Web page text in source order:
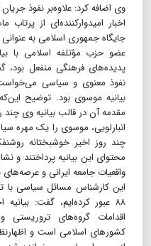
وی اضافه کرد: علاوه‌بر نفوذ
اخبار امیدوارکننده‌ای از
جایگاه جمهوری اسلامی به
عضو حزب مؤتلفه اسلامی با
پدیده‌های فرهنگی منفعل بود،
نفوذ معنوی و سیاسی
بیانیه موسوی بود. توضیح
مقدمه آن در قالب بیانیه وی
انبارلویی، موسوی را یک
چند روز اخیر خوشبختانه
محتوای این بیانیه پرداختند و
واقعیات جامعه ایرانی و
این کارشناس مسائل سیاسی با
۸۸ عبور کرده‌ایم، گفت:
اقدامات گروه‌های
کشورهای اسلامی است و